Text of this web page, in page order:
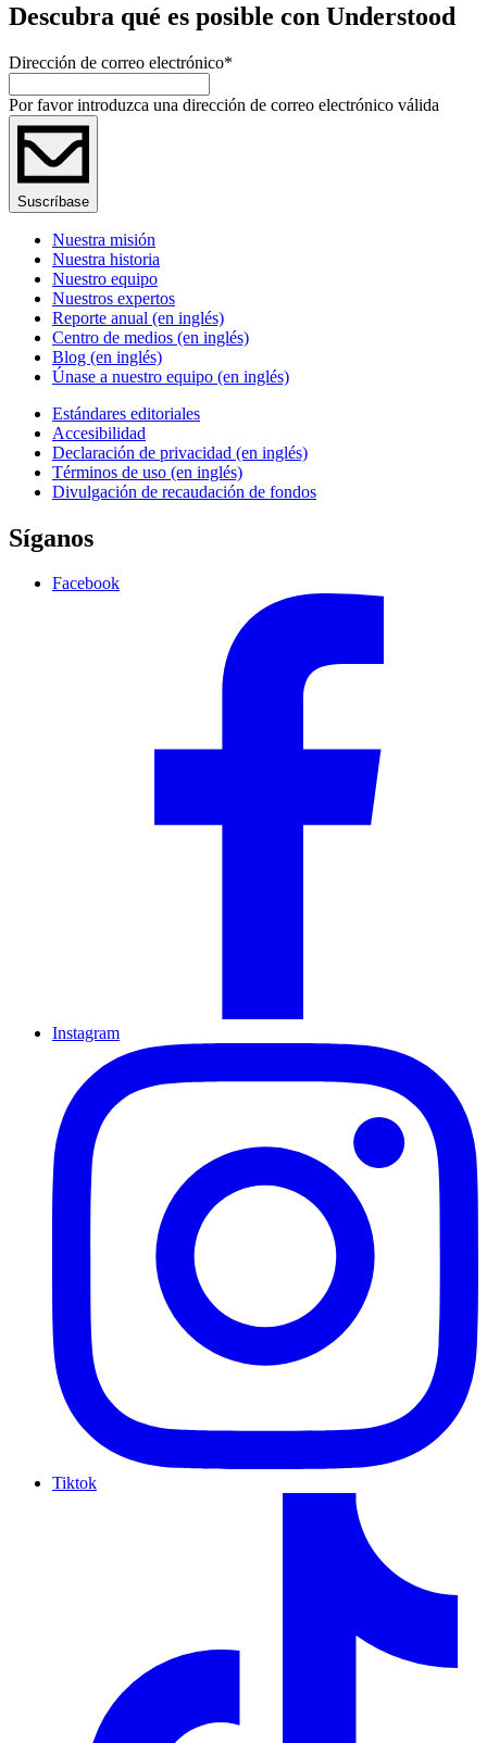
Descubra qué es posible con Understood
Dirección de correo electrónico*
Por favor introduzca una dirección de correo electrónico válida
Suscríbase
Nuestra misión
Nuestra historia
Nuestro equipo
Nuestros expertos
Reporte anual (en inglés)
Centro de medios (en inglés)
Blog (en inglés)
Únase a nuestro equipo (en inglés)
Estándares editoriales
Accesibilidad
Declaración de privacidad (en inglés)
Términos de uso (en inglés)
Divulgación de recaudación de fondos
Síganos
Facebook
Instagram
Tiktok